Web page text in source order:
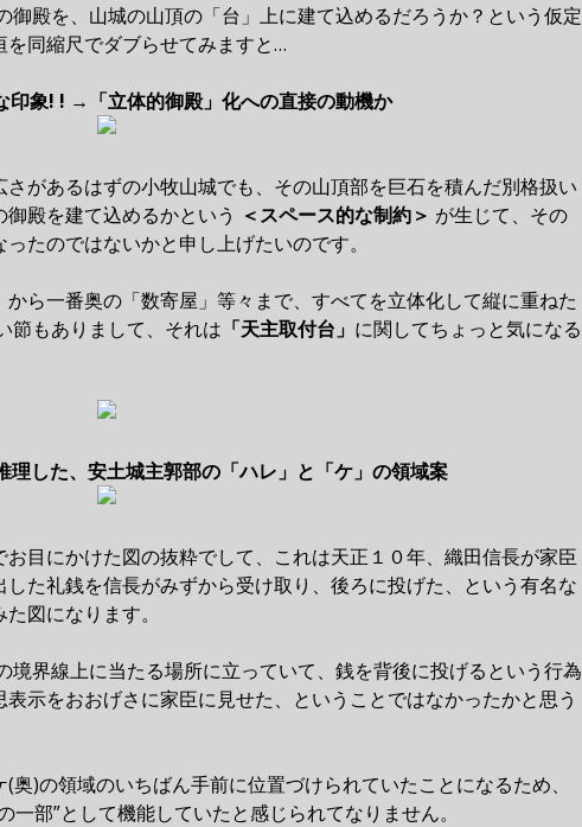
御殿を、山城の山頂の「台」上に建て込めるだろうか？という仮定
同縮尺でダブらせてみますと…
印象! ! → 「立体的御殿」化への直接の動機か
があるはずの小牧山城でも、その山頂部を巨石を積んだ別格扱い
殿を建て込めるかという ＜スペース的な制約＞ が生じて、その
たのではないかと申し上げたいのです。
ら一番奥の「数寄屋」等々まで、すべてを立体化して縦に重ねた
節もありまして、それは 「天主取付台」 に関してちょっと気になる
理した、安土城主郭部の「ハレ」と「ケ」の領域案
お目にかけた図の抜粋でして、これは天正１０年、織田信長が家臣
た礼銭を信長がみずから受け取り、後ろに投げた、という有名な
図になります。
界線上に当たる場所に立っていて、銭を背後に投げるという行為
示をおおげさに家臣に見せた、ということではなかったかと思う
)の領域のいちばん手前に位置づけられていたことになるため、
部”として機能していたと感じられてなりません。